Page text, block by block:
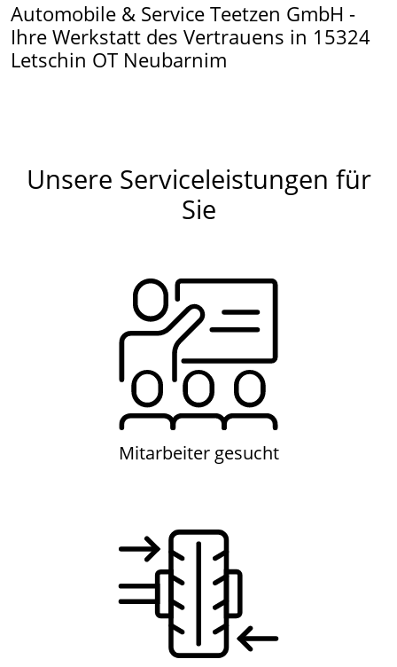
Automobile & Service Teetzen GmbH -
Ihre Werkstatt des Vertrauens in 15324
Letschin OT Neubarnim
Unsere Serviceleistungen für
Sie
Mitarbeiter gesucht
Mitarbeiter gesucht
Achsvermessung